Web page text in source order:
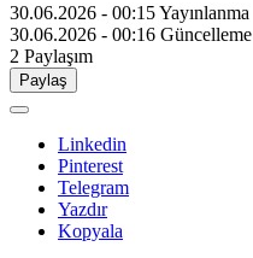
30.06.2026 - 00:15Yayınlanma
30.06.2026 - 00:16 Güncelleme
2 Paylaşım
Paylaş
Linkedin
Pinterest
Telegram
Yazdır
Kopyala